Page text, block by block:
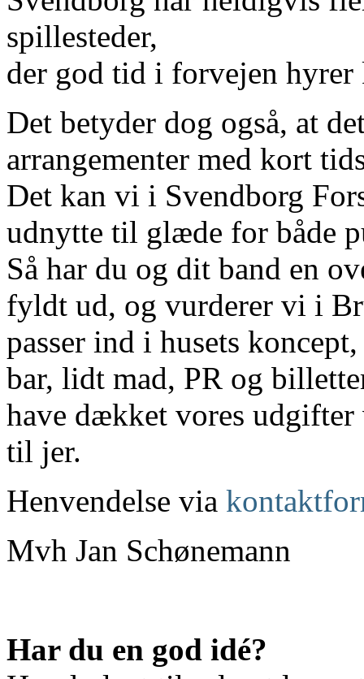
spillesteder,
der god tid i forvejen hyrer
Det betyder dog også, at
arrangementer med kort
Det kan vi i Svendborg
udnytte til glæde for både
Så har du og dit band en
fyldt ud, og vurderer vi i
passer ind i husets
bar, lidt mad, PR og
have dækket vores
til jer.
Henvendelse via
Mvh Jan Schønemann
Har du en god idé?